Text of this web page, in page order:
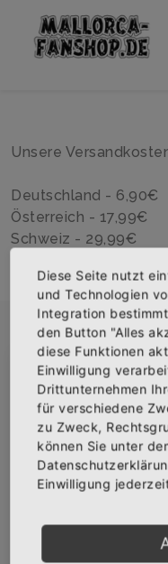
Home Lieferung
Unsere
Deutschland - 6,90€
Österreich - 17,99€
Schweiz - 29,99€
Rest auf Anfrage
Über uns
Das beste Merch für
Widerruf
Folgt uns
Abonniere
Bekomme die
Produkte und
deine nächste
Diese Seite nutzt
und Technologien
Integration
den Button "Alles
diese Funktionen
Einwilligung
Drittunternehmen
für verschiedene
zu Zweck,
können Sie unter
Einwilligung